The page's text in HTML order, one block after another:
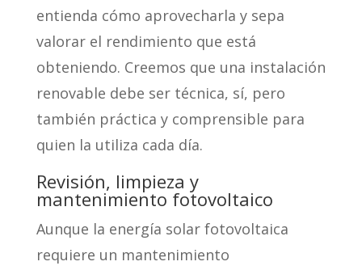
entienda cómo aprovecharla y sepa
valorar el rendimiento que está
obteniendo. Creemos que una instalación
renovable debe ser técnica, sí, pero
también práctica y comprensible para
quien la utiliza cada día.
Revisión, limpieza y
mantenimiento fotovoltaico
Aunque la energía solar fotovoltaica
requiere un mantenimiento